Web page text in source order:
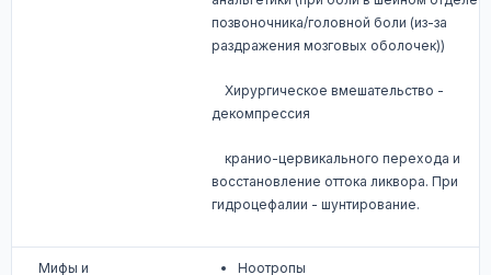
позвоночника/головной боли (из-за
раздражения мозговых оболочек))
Хирургическое вмешательство -
декомпрессия
кранио-цервикального перехода и
восстановление оттока ликвора. При
гидроцефалии - шунтирование.
Мифы и
Ноотропы